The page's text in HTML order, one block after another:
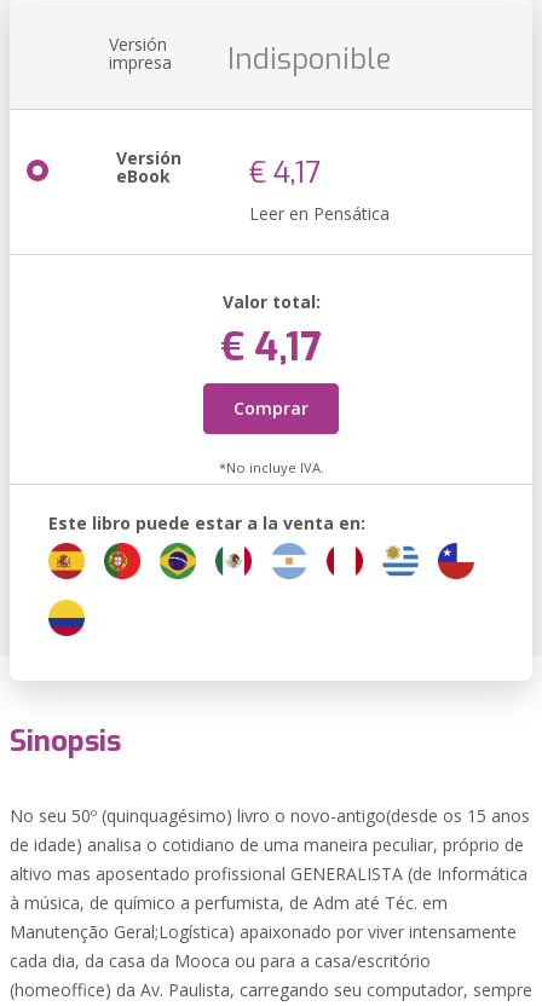
Versión
impresa Indisponible
Versión
eBook € 4,17
Leer en Pensática
Valor total:
€ 4,17
Comprar
*No incluye IVA.
Este libro puede estar a la venta en:
Sinopsis
No seu 50º (quinquagésimo) livro o novo-antigo(desde os 15 anos
de idade) analisa o cotidiano de uma maneira peculiar, próprio de
altivo mas aposentado profissional GENERALISTA (de Informática
à música, de químico a perfumista, de Adm até Téc. em
Manutenção Geral;Logística) apaixonado por viver intensamente
cada dia, da casa da Mooca ou para a casa/escritório
(homeoffice) da Av. Paulista, carregando seu computador, sempre